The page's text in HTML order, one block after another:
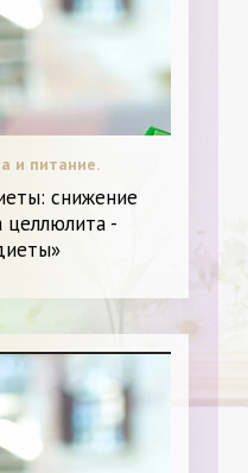
и питание.
снижение
целлюлита -